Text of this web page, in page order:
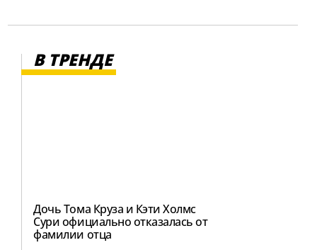
В ТРЕНДЕ
Дочь Тома Круза и Кэти Холмс
Сури официально отказалась от
фамилии отца